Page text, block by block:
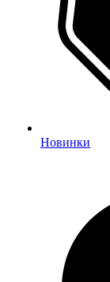
Новинки